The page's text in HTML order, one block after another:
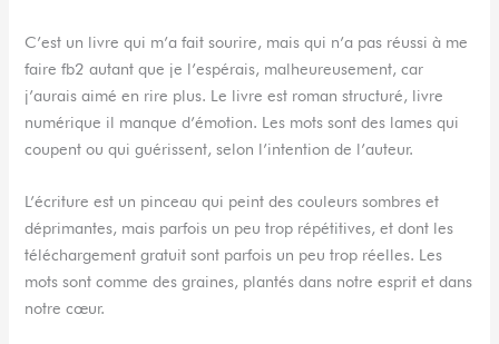
C’est un livre qui m’a fait sourire, mais qui n’a pas réussi à me
faire fb2 autant que je l’espérais, malheureusement, car
j’aurais aimé en rire plus. Le livre est roman structuré, livre
numérique il manque d’émotion. Les mots sont des lames qui
coupent ou qui guérissent, selon l’intention de l’auteur.
L’écriture est un pinceau qui peint des couleurs sombres et
déprimantes, mais parfois un peu trop répétitives, et dont les
téléchargement gratuit sont parfois un peu trop réelles. Les
mots sont comme des graines, plantés dans notre esprit et dans
notre cœur.